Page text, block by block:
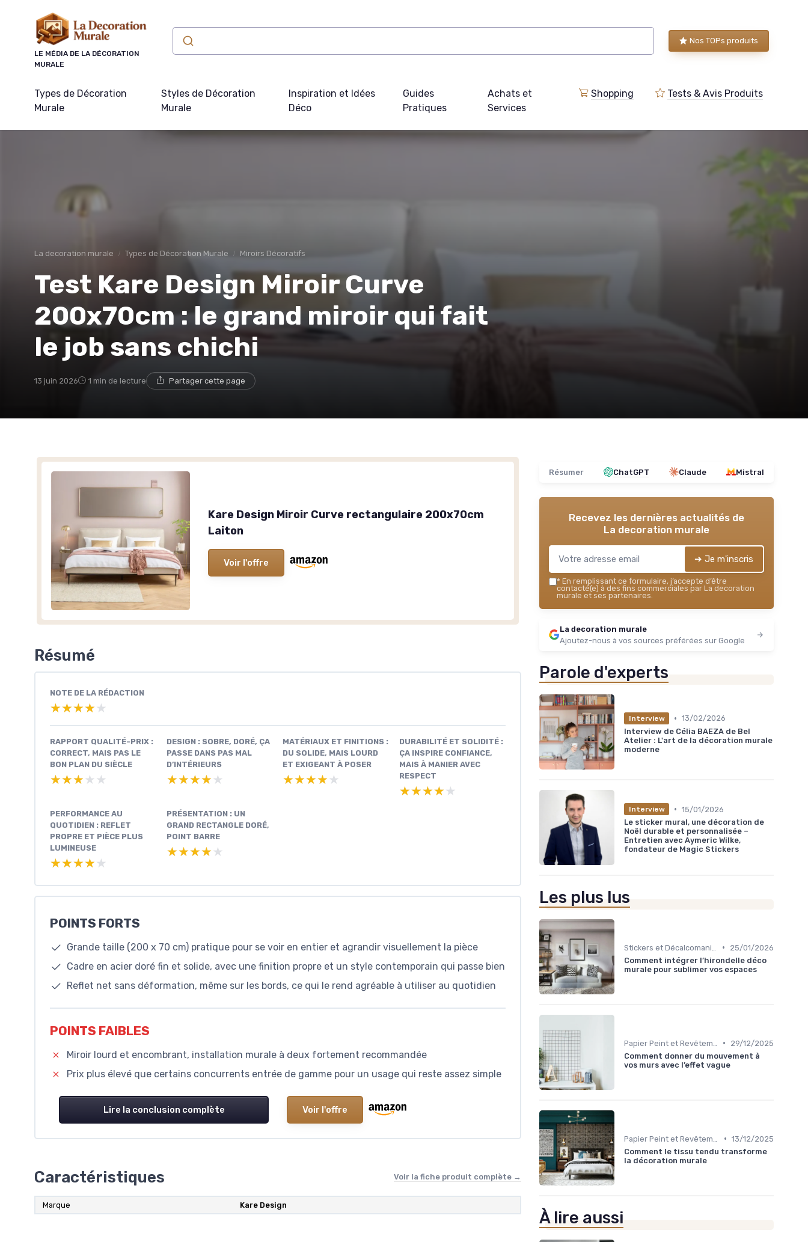
LE MÉDIA DE LA DÉCORATION
MURALE
Nos TOPs produits
Types de Décoration
Murale
Styles de Décoration
Murale
Inspiration et Idées
Déco
Guides
Pratiques
Achats et
Services
Shopping Tests & Avis Produits
La decoration murale Types de Décoration Murale Miroirs Décoratifs
Test Kare Design Miroir Curve
200x70cm : le grand miroir qui fait
le job sans chichi
13 juin 2026 1 min de lecture Partager cette page
Kare Design Miroir Curve rectangulaire 200x70cm
Laiton
Voir l'offre
Résumé
NOTE DE LA RÉDACTION
★★★★★
★★★★★
RAPPORT QUALITÉ-PRIX :
CORRECT, MAIS PAS LE
BON PLAN DU SIÈCLE
★★★★★
★★★★★
DESIGN : SOBRE, DORÉ, ÇA
PASSE DANS PAS MAL
D’INTÉRIEURS
★★★★★
★★★★★
MATÉRIAUX ET FINITIONS :
DU SOLIDE, MAIS LOURD
ET EXIGEANT À POSER
★★★★★
★★★★★
DURABILITÉ ET SOLIDITÉ :
ÇA INSPIRE CONFIANCE,
MAIS À MANIER AVEC
RESPECT
★★★★★
★★★★★
PERFORMANCE AU
QUOTIDIEN : REFLET
PROPRE ET PIÈCE PLUS
LUMINEUSE
★★★★★
★★★★★
PRÉSENTATION : UN
GRAND RECTANGLE DORÉ,
POINT BARRE
★★★★★
★★★★★
POINTS FORTS
Grande taille (200 x 70 cm) pratique pour se voir en entier et agrandir visuellement la pièce
Cadre en acier doré fin et solide, avec une finition propre et un style contemporain qui passe bien
Reflet net sans déformation, même sur les bords, ce qui le rend agréable à utiliser au quotidien
POINTS FAIBLES
Miroir lourd et encombrant, installation murale à deux fortement recommandée
Prix plus élevé que certains concurrents entrée de gamme pour un usage qui reste assez simple
Lire la conclusion complète Voir l'offre
Caractéristiques Voir la fiche produit complète →
Marque Kare Design
Résumer ChatGPT Claude Mistral
Recevez les dernières actualités de
La decoration murale
➔ Je m'inscris
* En remplissant ce formulaire, j’accepte d’être
contacté(e) à des fins commerciales par La decoration
murale et ses partenaires.
La decoration murale
Ajoutez-nous à vos sources préférées sur Google
Parole d'experts
Interview • 13/02/2026
Interview de Célia BAEZA de Bel
Atelier : L'art de la décoration murale
moderne
Interview • 15/01/2026
Le sticker mural, une décoration de
Noël durable et personnalisée –
Entretien avec Aymeric Wilke,
fondateur de Magic Stickers
Les plus lus
•
25/01/2026
Comment intégrer l’hirondelle déco
murale pour sublimer vos espaces
•
29/12/2025
Comment donner du mouvement à
vos murs avec l’effet vague
• 13/12/2025
Comment le tissu tendu transforme
la décoration murale
À lire aussi